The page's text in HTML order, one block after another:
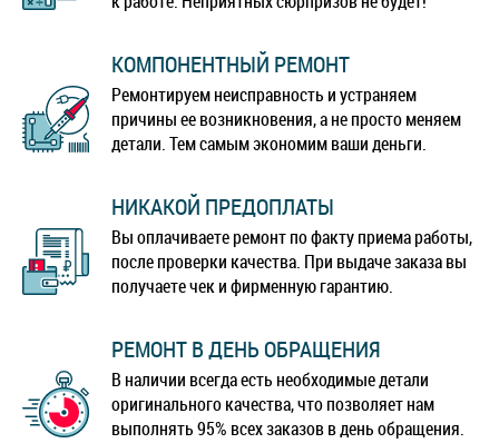
КОМПОНЕНТНЫЙ РЕМОНТ
Ремонтируем неисправность и устраняем
причины ее возникновения, а не просто меняем
детали. Тем самым экономим ваши деньги.
НИКАКОЙ ПРЕДОПЛАТЫ
Вы оплачиваете ремонт по факту приема работы,
после проверки качества. При выдаче заказа вы
получаете чек и фирменную гарантию.
РЕМОНТ В ДЕНЬ ОБРАЩЕНИЯ
В наличии всегда есть необходимые детали
оригинального качества, что позволяет нам
выполнять 95% всех заказов в день обращения.